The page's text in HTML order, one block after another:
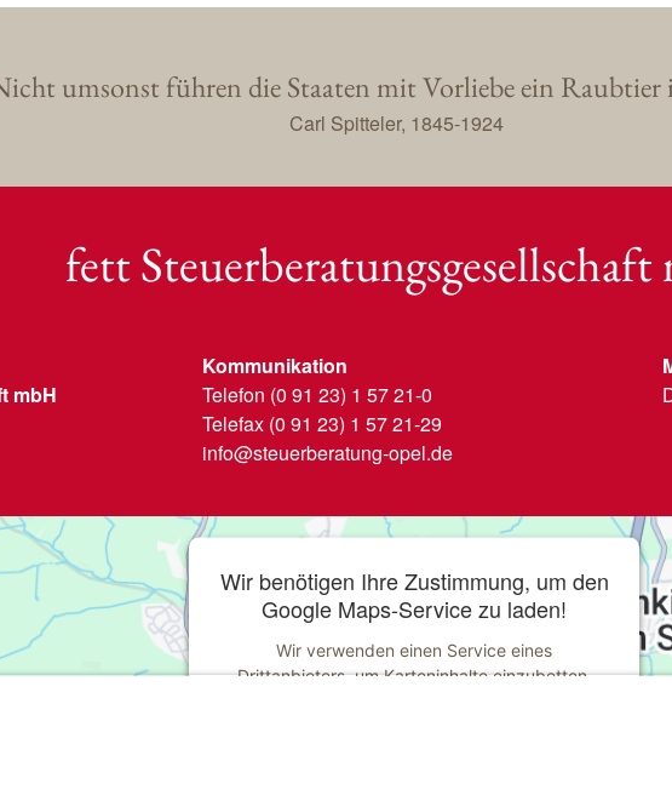
umsonst führen die Staaten mit Vorliebe ein Raubtier
Carl Spitteler, 1845-1924
fett Steuerberatungs
mbH
Kommunikation
Telefon (0 91 23) 1 57 21-0
Telefax (0 91 23) 1 57 21-29
info@steuerberatung-opel.de
Wir benötigen Ihre Zustimmung, um den
Google Maps-Service zu laden!
Wir verwenden einen Service eines
Drittanbieters, um Karteninhalte einzubetten.